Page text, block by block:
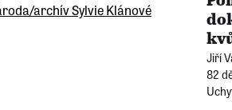
Jiří
82